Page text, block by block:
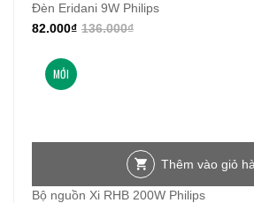
Đèn Eridani 9W Philips
136.000₫
82.000₫
MỚI
Thêm vào giỏ
Bộ nguồn Xi RHB 200W Philips